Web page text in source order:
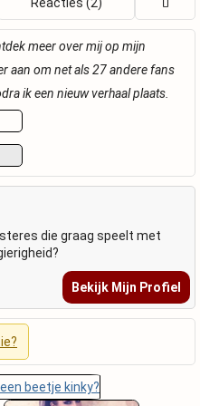
meer over mij op mijn
aan om net als 27 andere fans
ik een nieuw verhaal plaats.
die graag speelt met
Bekijk Mijn Profiel